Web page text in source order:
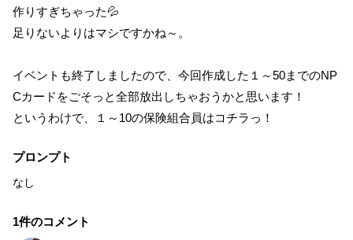
作りすぎちゃった💦
足りないよりはマシですかね～。
イベントも終了しましたので、今回作成した１～50までのNP
Cカードをごそっと全部放出しちゃおうかと思います！
というわけで、１～10の保険組合員はコチラっ！
プロンプト
なし
1件のコメント